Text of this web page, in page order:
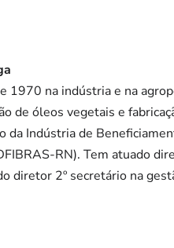
1970 na indústria e na
de óleos vegetais e
da Indústria de
RN). Tem atuado
diretor 2º secretário na